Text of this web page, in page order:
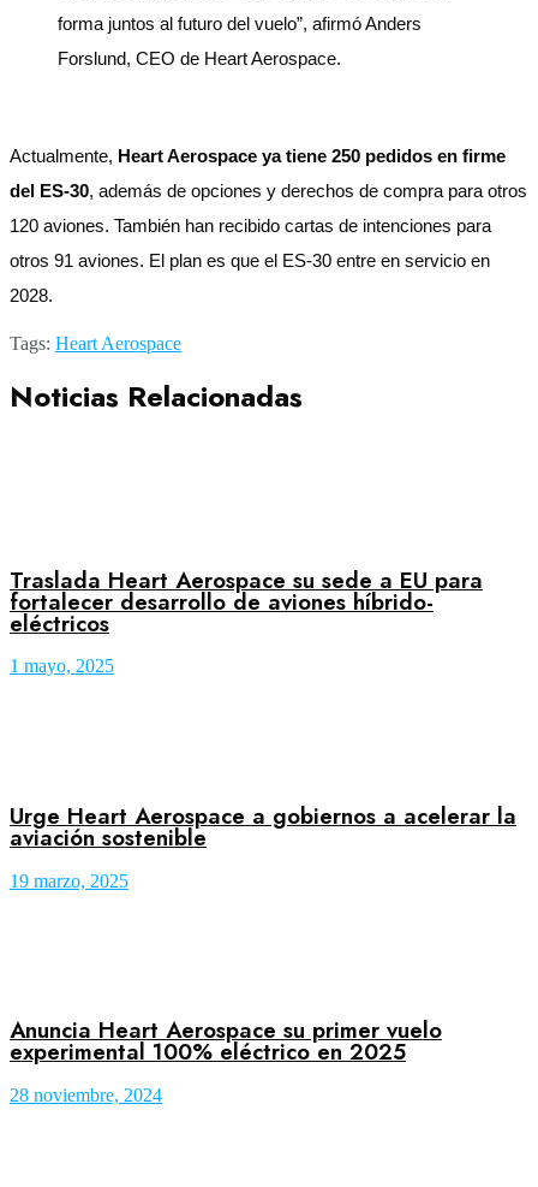
forma juntos al futuro del vuelo”, afirmó Anders
Forslund, CEO de Heart Aerospace.
Actualmente, Heart Aerospace ya tiene 250 pedidos en firme
del ES-30, además de opciones y derechos de compra para otros
120 aviones. También han recibido cartas de intenciones para
otros 91 aviones. El plan es que el ES-30 entre en servicio en
2028.
Tags: Heart Aerospace
Noticias Relacionadas
Traslada Heart Aerospace su sede a EU para
fortalecer desarrollo de aviones híbrido-
eléctricos
1 mayo, 2025
Urge Heart Aerospace a gobiernos a acelerar la
aviación sostenible
19 marzo, 2025
Anuncia Heart Aerospace su primer vuelo
experimental 100% eléctrico en 2025
28 noviembre, 2024